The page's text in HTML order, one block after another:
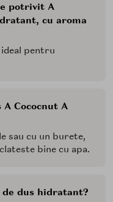
potrivit A
cu aroma
pentru
Cococnut A
sau cu un burete,
bine cu apa.
de dus hidratant?